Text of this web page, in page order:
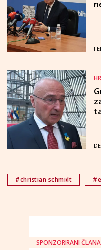
#christian schmidt
SPONZORIRANI